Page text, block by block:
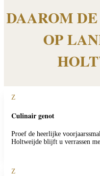
DAAROM
OP
Z
Culinair genot
Proef de heerlijke
Holtweijde blijft u verrassen
Z